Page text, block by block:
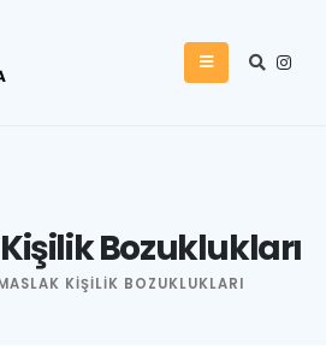
Bozuklukları
KIŞILIK BOZUKLUKLARI